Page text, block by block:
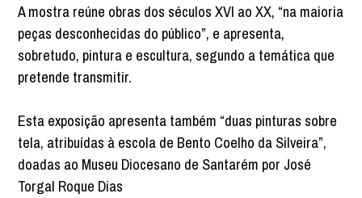
A mostra reúne obras dos séculos XVI ao XX, “na maioria
peças desconhecidas do público”, e apresenta,
sobretudo, pintura e escultura, segundo a temática que
pretende transmitir.
Esta exposição apresenta também “duas pinturas sobre
tela, atribuídas à escola de Bento Coelho da Silveira”,
doadas ao Museu Diocesano de Santarém por José
Torgal Roque Dias